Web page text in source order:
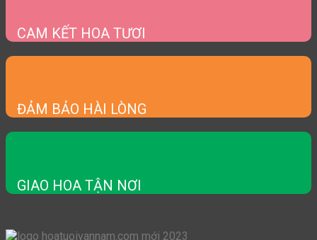
CAM KẾT HOA TƯƠI
ĐẢM BẢO HÀI LÒNG
GIAO HOA TẬN NƠI